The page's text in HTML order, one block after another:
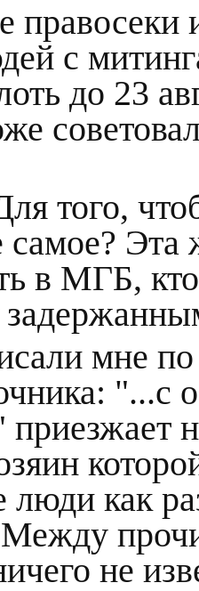
с
до 23
того,
самое?
в МГБ,
мне
"...с
приезжает
люди как
Между
не